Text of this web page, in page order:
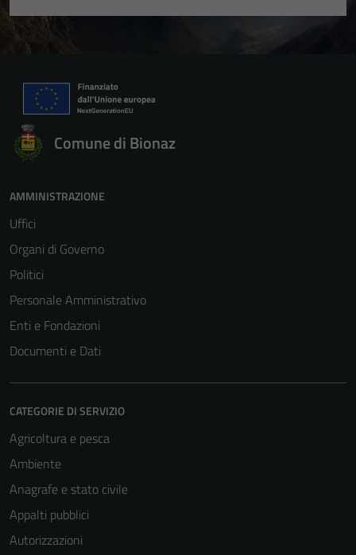
Comune di Bionaz
AMMINISTRAZIONE
Uffici
Organi di Governo
Politici
Personale Amministrativo
Enti e Fondazioni
Documenti e Dati
CATEGORIE DI SERVIZIO
Agricoltura e pesca
Ambiente
Anagrafe e stato civile
Appalti pubblici
Autorizzazioni